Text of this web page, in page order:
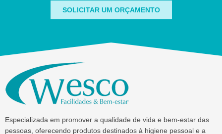
SOLICITAR UM ORÇAMENTO
Especializada em promover a qualidade de vida e bem-estar das
pessoas, oferecendo produtos destinados à higiene pessoal e a